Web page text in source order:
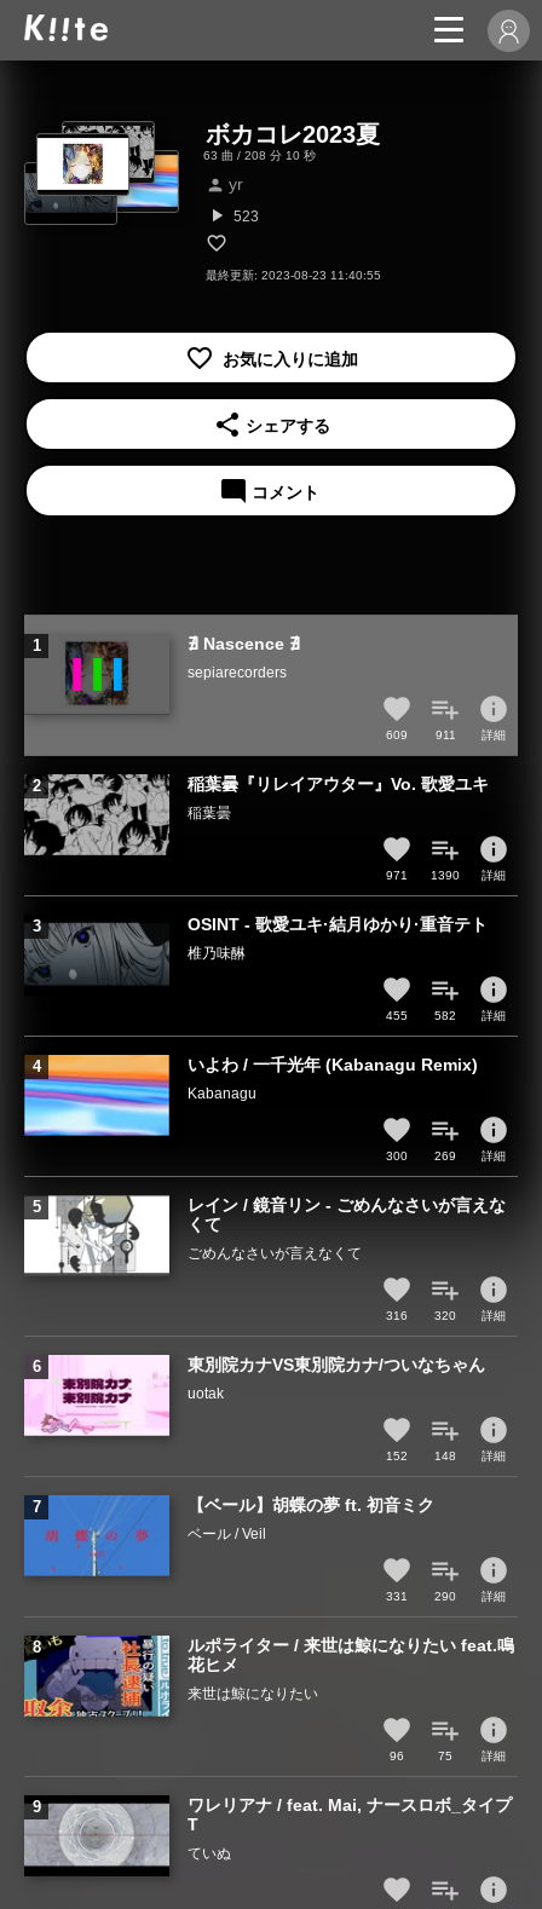
ボカコレ2023夏
63 曲 / 208 分 10 秒
person yr
play_arrow 523
最終更新: 2023-08-23 11:40:55
share シェアする
mode_comment コメント
∄ Nascence ∄
sepiarecorders
609 911
info
詳細
稲葉曇『リレイアウター』Vo. 歌愛ユキ
稲葉曇
971 1390
info
詳細
OSINT - 歌愛ユキ·結月ゆかり·重音テト
椎乃味醂
455 582
info
詳細
いよわ / 一千光年 (Kabanagu Remix)
Kabanagu
300 269
info
詳細
レイン / 鏡音リン - ごめんなさいが言えな
くて
ごめんなさいが言えなくて
316 320
info
詳細
東別院カナVS東別院カナ/ついなちゃん
uotak
152 148
info
詳細
【ベール】胡蝶の夢 ft. 初音ミク
ベール / Veil
331 290
info
詳細
ルポライター / 来世は鯨になりたい feat.鳴
花ヒメ
来世は鯨になりたい
96 75
info
詳細
ワレリアナ / feat. Mai, ナースロボ_タイプ
T
ていぬ
info